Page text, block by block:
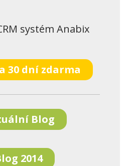
systém Anabix
30 dní zdarma
Blog
2014